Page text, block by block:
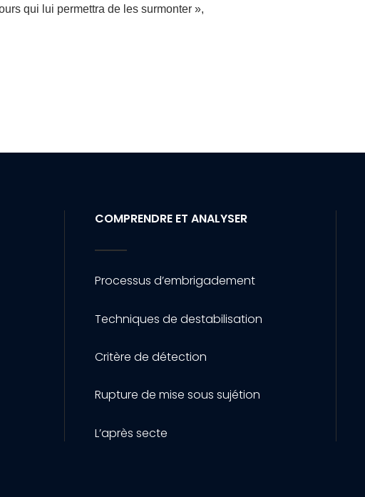
qui lui permettra de les surmonter »,
COMPRENDRE ET ANALYSER
Processus d’embrigadement
Techniques de destabilisation
Critère de détection
Rupture de mise sous sujétion
L’après secte